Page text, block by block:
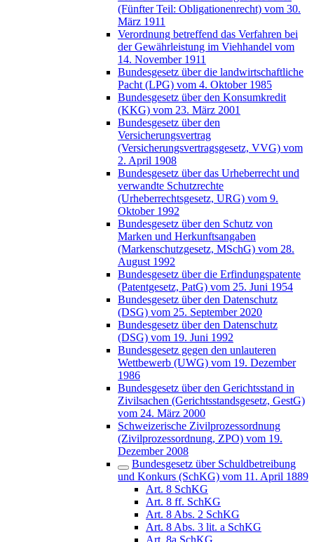
(Fünfter Teil: Obligationenrecht) vom 30.
März 1911
Verordnung betreffend das Verfahren bei
der Gewährleistung im Viehhandel vom
14. November 1911
Bundesgesetz über die landwirtschaftliche
Pacht (LPG) vom 4. Oktober 1985
Bundesgesetz über den Konsumkredit
(KKG) vom 23. März 2001
Bundesgesetz über den
Versicherungsvertrag
(Versicherungsvertragsgesetz, VVG) vom
2. April 1908
Bundesgesetz über das Urheberrecht und
verwandte Schutzrechte
(Urheberrechtsgesetz, URG) vom 9.
Oktober 1992
Bundesgesetz über den Schutz von
Marken und Herkunftsangaben
(Markenschutzgesetz, MSchG) vom 28.
August 1992
Bundesgesetz über die Erfindungspatente
(Patentgesetz, PatG) vom 25. Juni 1954
Bundesgesetz über den Datenschutz
(DSG) vom 25. September 2020
Bundesgesetz über den Datenschutz
(DSG) vom 19. Juni 1992
Bundesgesetz gegen den unlauteren
Wettbewerb (UWG) vom 19. Dezember
1986
Bundesgesetz über den Gerichtsstand in
Zivilsachen (Gerichtsstandsgesetz, GestG)
vom 24. März 2000
Schweizerische Zivilprozessordnung
(Zivilprozessordnung, ZPO) vom 19.
Dezember 2008
Bundesgesetz über Schuldbetreibung
und Konkurs (SchKG) vom 11. April 1889
Art. 8 SchKG
Art. 8 ff. SchKG
Art. 8 Abs. 2 SchKG
Art. 8 Abs. 3 lit. a SchKG
Art. 8a SchKG